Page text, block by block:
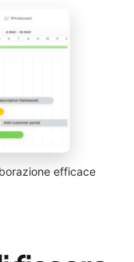
efficace